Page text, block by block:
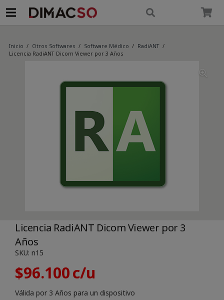
Inicio / Otros Softwares / Software Médico / RadiANT /
Licencia RadiANT Dicom Viewer por 3 Años
Licencia RadiANT Dicom Viewer por 3
Años
SKU: n15
$96.100
Válida por 3 Años para un dispositivo
modal-check